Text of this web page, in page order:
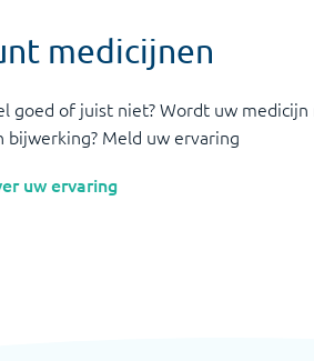
medicijnen
goed of juist niet? Wordt uw medicijn
bijwerking? Meld uw ervaring
uw ervaring